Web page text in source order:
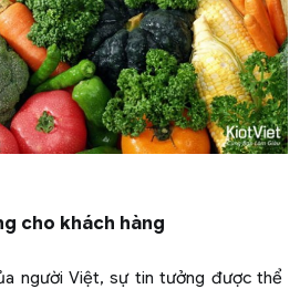
cho khách hàng
người Việt, sự tin tưởng được thể